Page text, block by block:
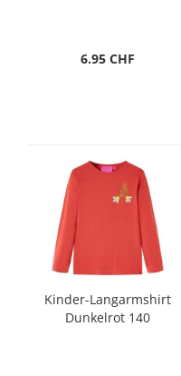
6.95 CHF
Kinder-Langarmshirt
Dunkelrot 140